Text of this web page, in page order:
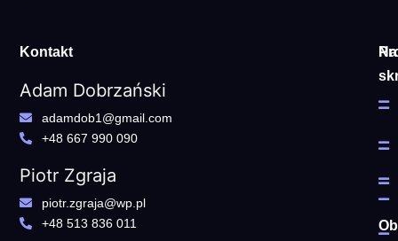
Kontakt
Adam Dobrzański
adamdob1@gmail.com
+48 667 990 090
Piotr Zgraja
piotr.zgraja@wp.pl
+48 513 836 011
Na